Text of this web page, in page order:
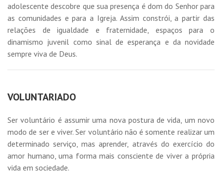
adolescente descobre que sua presença é dom do Senhor para
as comunidades e para a Igreja. Assim constrói, a partir das
relações de igualdade e fraternidade, espaços para o
dinamismo juvenil como sinal de esperança e da novidade
sempre viva de Deus.
VOLUNTARIADO
Ser voluntário é assumir uma nova postura de vida, um novo
modo de ser e viver. Ser voluntário não é somente realizar um
determinado serviço, mas aprender, através do exercício do
amor humano, uma forma mais consciente de viver a própria
vida em sociedade.